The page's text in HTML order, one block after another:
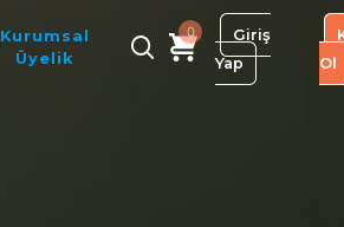
Kurumsal
Üyelik
0
Giriş
Yap
Ol